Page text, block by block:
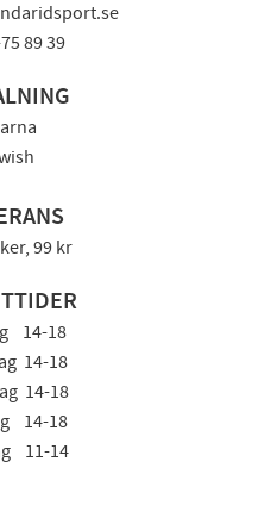
89 39
99 kr
14-18
14-18
14-18
14-18
11-14